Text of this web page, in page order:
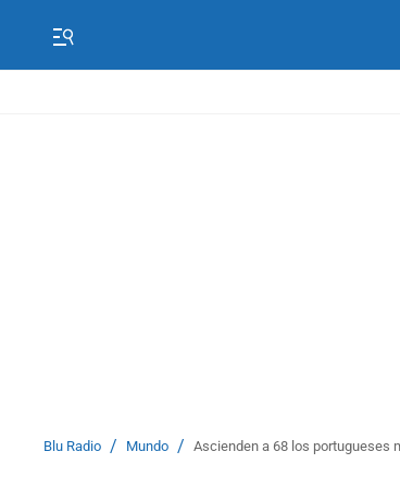
Blu Radio / Mundo / Ascienden a 68 los portugueses